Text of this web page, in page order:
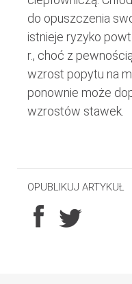
do opuszczenia
istnieje ryzyko
r., choć z
wzrost popytu na
ponownie może
wzrostów stawek.
OPUBLIKUJ ARTYKUŁ